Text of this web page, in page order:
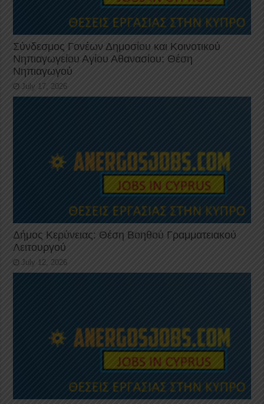
Σύνδεσμος Γονέων Δημοσίου και Κοινοτικού
Νηπιαγωγείου Αγίου Αθανασίου: Θέση
Νηπιαγωγού
July 17, 2026
Δήμος Κερύνειας: Θέση Βοηθού Γραμματειακού
Λειτουργού
July 12, 2026